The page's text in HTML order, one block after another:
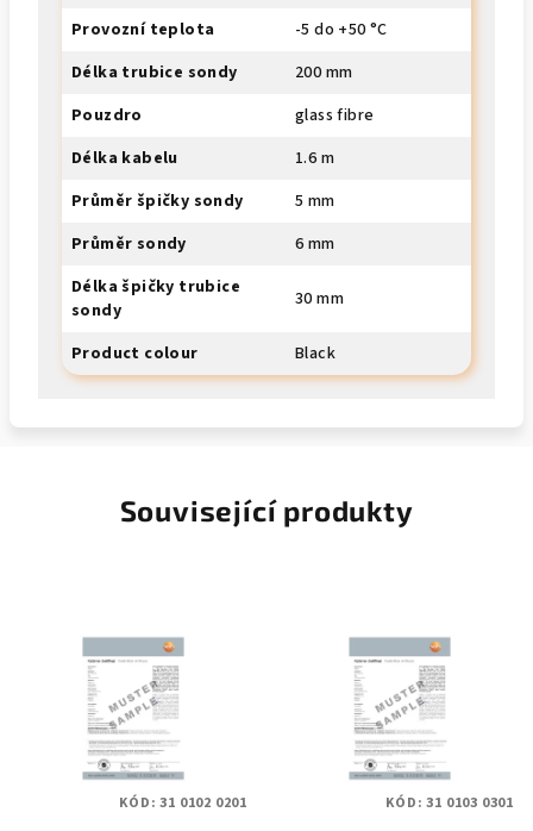
Provozní teplota
-5 do +50 °C
Délka trubice sondy
200 mm
Pouzdro
glass fibre
Délka kabelu
1.6 m
Průměr špičky sondy
5 mm
Průměr sondy
6 mm
Délka špičky trubice
sondy
30 mm
Product colour Black
Související produkty
KÓD:31 0102 0201 KÓD:31 0103 0301